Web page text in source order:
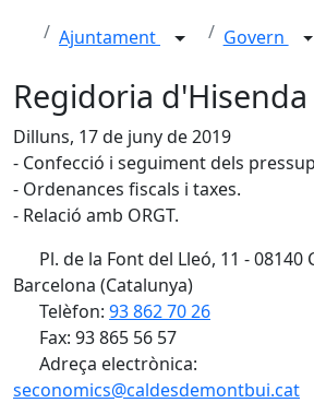
Ajuntament Govern
Regidoria d'Hisenda
Dilluns, 17 de juny de 2019
- Confecció i seguiment dels
- Ordenances fiscals i taxes.
- Relació amb ORGT.
Pl. de la Font del Lleó, 11 -
Barcelona (Catalunya)
Telèfon: 93 862 70 26
Fax: 93 865 56 57
Adreça electrònica:
seconomics@caldesdemontbui.cat